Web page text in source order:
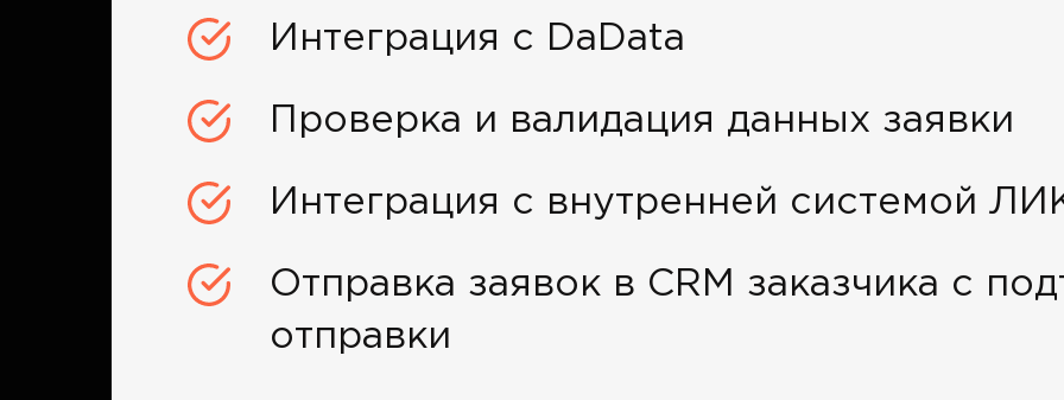
Интеграция с DaData
Проверка и валидация данных заявки
Интеграция с внутренней системой
Отправка заявок в CRM заказчика с
отправки